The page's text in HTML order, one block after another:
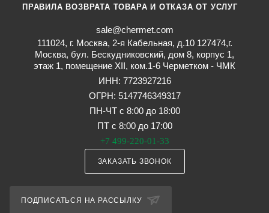
ПРАВИЛА ВОЗВРАТА ТОВАРА И ОТКАЗА ОТ УСЛУГ
sale@chermet.com
111024, г. Москва, 2-я Кабельная, д.10 127474,г.
Москва, бул. Бескудниковский, дом 8, корпус 1,
этаж 1, помещение XII, ком.1-6 Черметком - ЧМК
ИНН: 7723927216
ОГРН: 5147746349317
ПН-ЧТ с 8:00 до 18:00
ПТ с 8:00 до 17:00
+7 499-220-01-33
ЗАКАЗАТЬ ЗВОНОК
ПОДПИСАТЬСЯ НА РАССЫЛКУ